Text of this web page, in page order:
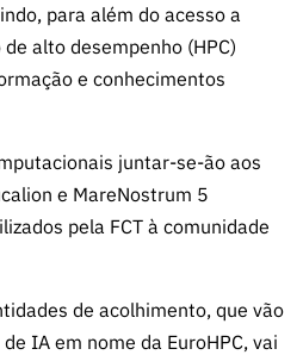
para além do acesso a
alto desempenho (HPC)
e conhecimentos
juntar-se-ão aos
e MareNostrum 5
pela FCT à comunidade
de acolhimento, que vão
IA em nome da EuroHPC, vai